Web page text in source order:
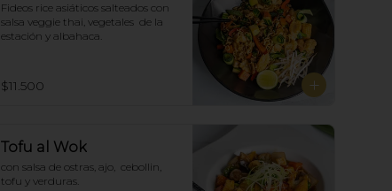
Fideos rice asiáticos salteados con
salsa veggie thai, vegetales  de la
estación y albahaca.
$11.500
Tofu al Wok
con salsa de ostras, ajo,  cebollin,
tofu y verduras.